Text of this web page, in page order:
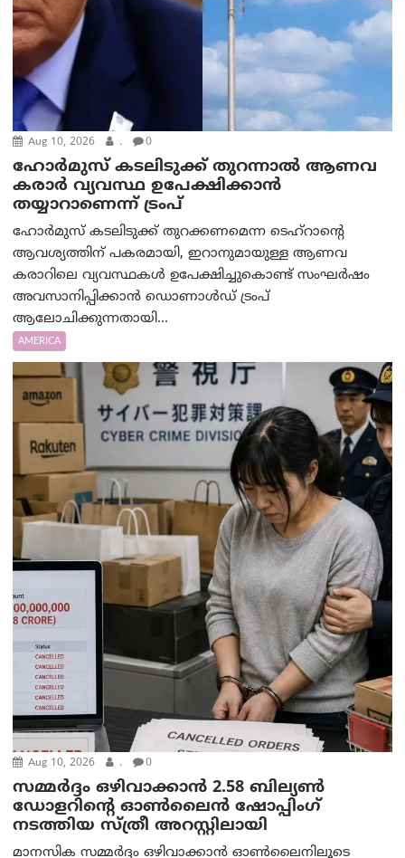
Aug 10, 2026 . 0
ഹോർമുസ് കടലിടുക്ക് തുറന്നാൽ ആണവ
കരാർ വ്യവസ്ഥ ഉപേക്ഷിക്കാൻ
തയ്യാറാണെന്ന് ട്രം‌പ്
ഹോർമുസ് കടലിടുക്ക് തുറക്കണമെന്ന ടെഹ്‌റാന്റെ
ആവശ്യത്തിന് പകരമായി, ഇറാനുമായുള്ള ആണവ
കരാറിലെ വ്യവസ്ഥകൾ ഉപേക്ഷിച്ചുകൊണ്ട് സംഘർഷം
അവസാനിപ്പിക്കാൻ ഡൊണാൾഡ് ട്രംപ്
ആലോചിക്കുന്നതായി...
AMERICA
Aug 10, 2026 . 0
സമ്മര്‍ദ്ദം ഒഴിവാക്കാന്‍ 2.58 ബില്യൺ
ഡോളറിന്റെ ഓണ്‍ലൈന്‍ ഷോപ്പിംഗ്
നടത്തിയ സ്ത്രീ അറസ്റ്റിലായി
മാനസിക സമ്മര്‍ദ്ദം ഒഴിവാക്കാന്‍ ഓണ്‍ലൈനിലൂടെ